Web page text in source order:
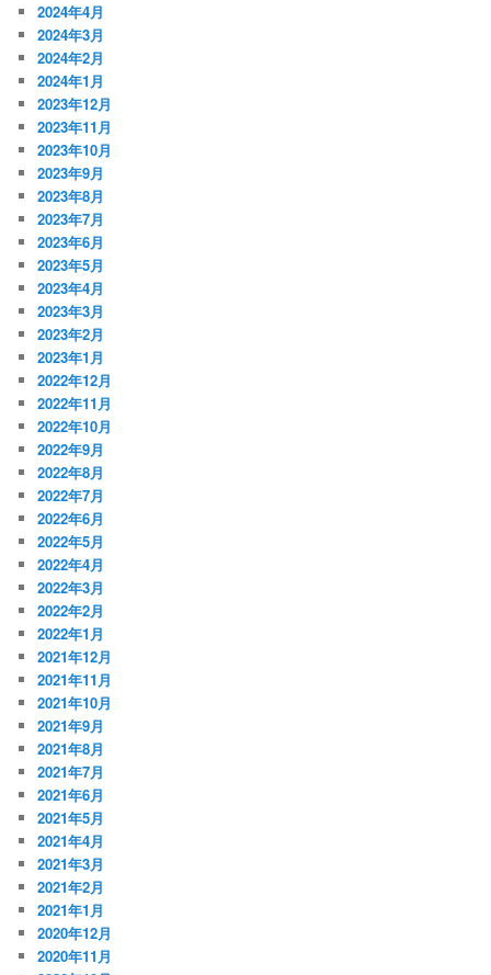
2024年4月
2024年3月
2024年2月
2024年1月
2023年12月
2023年11月
2023年10月
2023年9月
2023年8月
2023年7月
2023年6月
2023年5月
2023年4月
2023年3月
2023年2月
2023年1月
2022年12月
2022年11月
2022年10月
2022年9月
2022年8月
2022年7月
2022年6月
2022年5月
2022年4月
2022年3月
2022年2月
2022年1月
2021年12月
2021年11月
2021年10月
2021年9月
2021年8月
2021年7月
2021年6月
2021年5月
2021年4月
2021年3月
2021年2月
2021年1月
2020年12月
2020年11月